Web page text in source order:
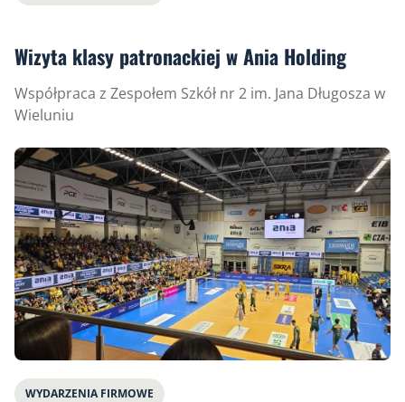
Wizyta klasy patronackiej w Ania Holding
Współpraca z Zespołem Szkół nr 2 im. Jana Długosza w
Wieluniu
WYDARZENIA FIRMOWE